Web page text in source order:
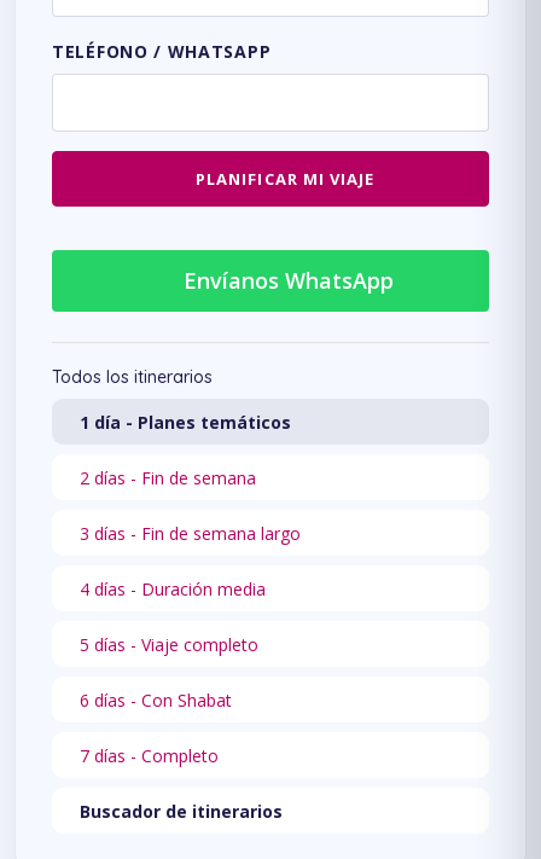
TELÉFONO / WHATSAPP
PLANIFICAR MI VIAJE
Envíanos WhatsApp
Todos los itinerarios
1 día - Planes temáticos
2 días - Fin de semana
3 días - Fin de semana largo
4 días - Duración media
5 días - Viaje completo
6 días - Con Shabat
7 días - Completo
Buscador de itinerarios